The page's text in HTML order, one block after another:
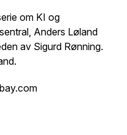
om KI og
Anders Løland
av Sigurd Rønning.